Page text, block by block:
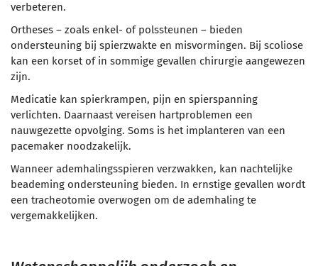
verbeteren.
Ortheses – zoals enkel- of polssteunen – bieden
ondersteuning bij spierzwakte en misvormingen. Bij scoliose
kan een korset of in sommige gevallen chirurgie aangewezen
zijn.
Medicatie kan spierkrampen, pijn en spierspanning
verlichten. Daarnaast vereisen hartproblemen een
nauwgezette opvolging. Soms is het implanteren van een
pacemaker noodzakelijk.
Wanneer ademhalingsspieren verzwakken, kan nachtelijke
beademing ondersteuning bieden. In ernstige gevallen wordt
een tracheotomie overwogen om de ademhaling te
vergemakkelijken.